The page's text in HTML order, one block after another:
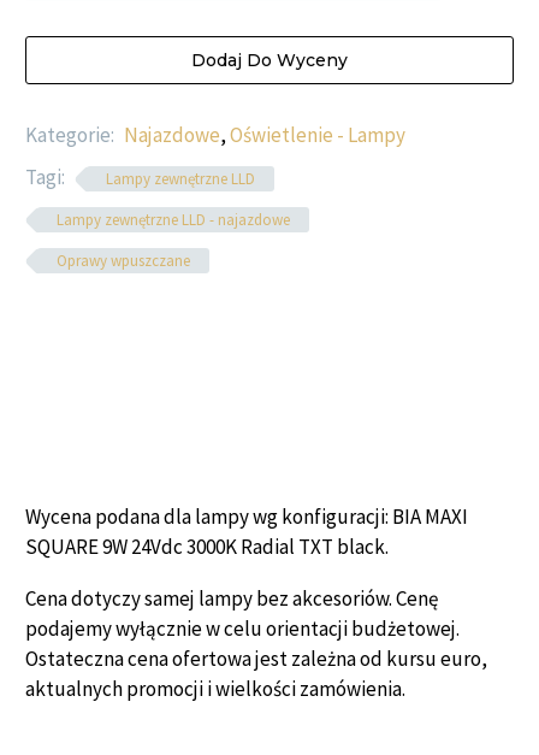
Dodaj Do Wyceny
Kategorie: Najazdowe,Oświetlenie - Lampy
Tagi:
Lampy zewnętrzne LLD
Lampy zewnętrzne LLD - najazdowe
Oprawy wpuszczane
Wycena podana dla lampy wg konfiguracji: BIA MAXI
SQUARE 9W 24Vdc 3000K Radial TXT black.
Cena dotyczy samej lampy bez akcesoriów. Cenę
podajemy wyłącznie w celu orientacji budżetowej.
Ostateczna cena ofertowa jest zależna od kursu euro,
aktualnych promocji i wielkości zamówienia.